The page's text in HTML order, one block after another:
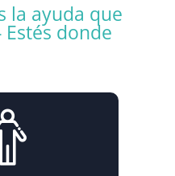
la ayuda que
donde